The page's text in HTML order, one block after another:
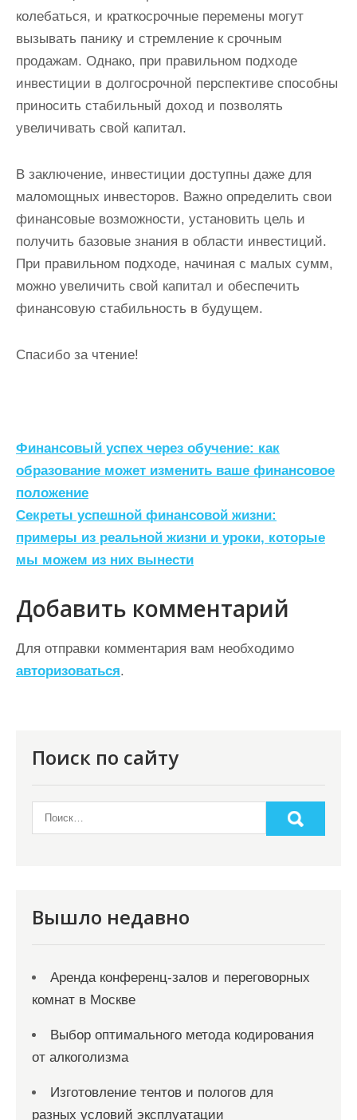
колебаться, и краткосрочные перемены могут
вызывать панику и стремление к срочным
продажам. Однако, при правильном подходе
инвестиции в долгосрочной перспективе способны
приносить стабильный доход и позволять
увеличивать свой капитал.
В заключение, инвестиции доступны даже для
маломощных инвесторов. Важно определить свои
финансовые возможности, установить цель и
получить базовые знания в области инвестиций.
При правильном подходе, начиная с малых сумм,
можно увеличить свой капитал и обеспечить
финансовую стабильность в будущем.
Спасибо за чтение!
Н
а
в
и
г
ц
я
п
Финансовый успех через обучение: как
образование может изменить ваше финансовое
положение
Секреты успешной финансовой жизни:
примеры из реальной жизни и уроки, которые
мы можем из них вынести
Добавить комментарий
Для отправки комментария вам необходимо
авторизоваться.
Поиск по сайту
Вышло недавно
Аренда конференц-залов и переговорных
комнат в Москве
Выбор оптимального метода кодирования
от алкоголизма
Изготовление тентов и пологов для
разных условий эксплуатации